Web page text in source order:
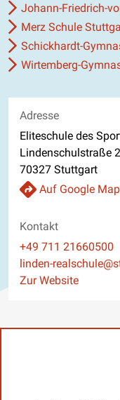
Johann-Friedrich-
Merz Schule
Schickhardt-
Wirtemberg-
Adresse
Eliteschule des
Lindenschulstraße
70327 Stuttgart
Auf Google
Kontakt
Telefon
+49 711 21660500
E-Mail
linden-
Website
Zur Website